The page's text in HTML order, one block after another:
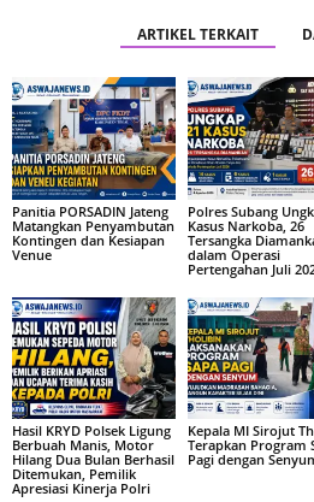
ARTIKEL TERKAIT
Panitia PORSADIN Jateng
Matangkan Penyambutan
Kontingen dan Kesiapan
Venue
Polres Subang
Kasus Narkoba, 26
Tersangka
dalam Operasi
Pertengahan Juli
Hasil KRYD Polsek Ligung
Berbuah Manis, Motor
Hilang Dua Bulan Berhasil
Ditemukan, Pemilik
Apresiasi Kinerja Polri
Kepala MI Sirojut
Terapkan Program
Pagi dengan